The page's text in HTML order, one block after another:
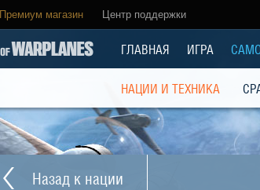
Премиум магазин Центр поддержки
ГЛАВНАЯ ИГРА
НАЦИИ И ТЕХНИКА
Назад к нации